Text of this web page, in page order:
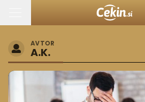
AVTOR
A.K.